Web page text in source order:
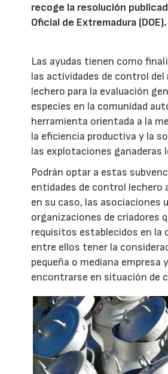
recoge la resolución
Oficial de Extremadura (DOE).
Las ayudas tienen como
las actividades de control
lechero para la evaluación
especies en la comunidad
herramienta orientada a la
la eficiencia productiva y la
las explotaciones ganaderas
Podrán optar a estas
entidades de control lechero
en su caso, las asociaciones u
organizaciones de criadores
requisitos establecidos en la
entre ellos tener la
pequeña o mediana empresa
encontrarse en situación de